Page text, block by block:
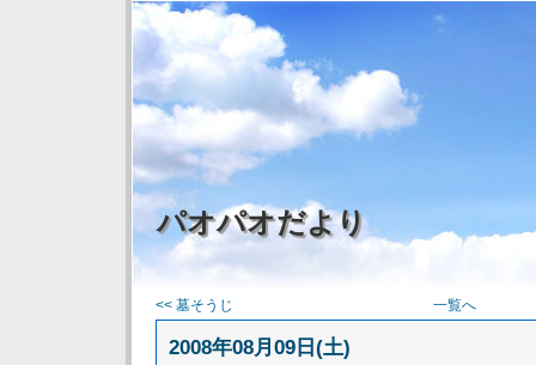
パオパオだより
<< 墓そうじ 一覧へ
2008年08月09日(土)